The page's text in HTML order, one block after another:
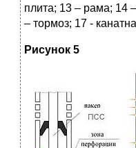
плита; 13 – рама; 14
– тормоз; 17 ‑
Рисунок 5